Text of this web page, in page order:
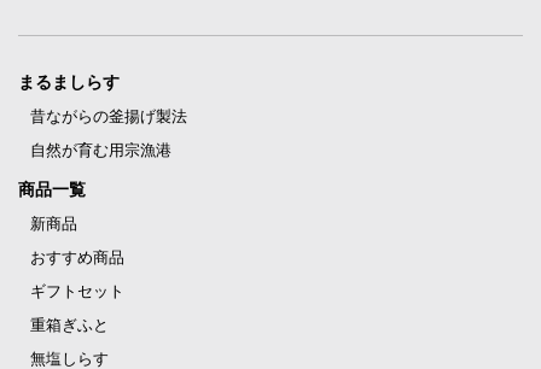
まるましらす
昔ながらの釜揚げ製法
自然が育む用宗漁港
商品一覧
新商品
おすすめ商品
ギフトセット
重箱ぎふと
無塩しらす